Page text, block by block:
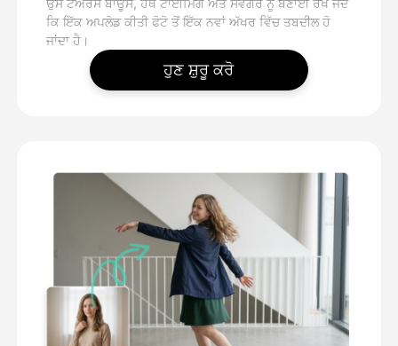
ਉਸੇ ਟੋਅਰਸ ਬਾਊਂਸ, ਹੱਥ ਟਾਈਮਿੰਗ ਅਤੇ ਸਵੈਗਰ ਨੂੰ ਬਣਾਈ ਰੱਖੋ ਜਦੋਂ
ਕਿ ਇੱਕ ਅਪਲੋਡ ਕੀਤੀ ਫੋਟੋ ਤੋਂ ਇੱਕ ਨਵਾਂ ਅੱਖਰ ਵਿੱਚ ਤਬਦੀਲ ਹੋ
ਜਾਂਦਾ ਹੈ।
ਹੁਣ ਸ਼ੁਰੂ ਕਰੋ